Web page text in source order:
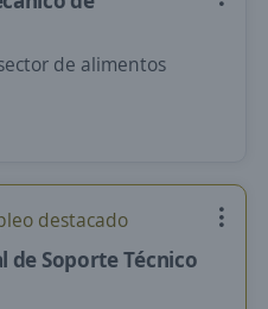
de alimentos
destacado
de Soporte Técnico